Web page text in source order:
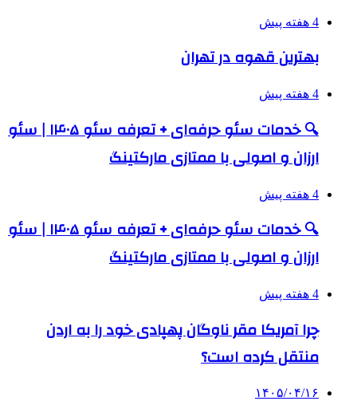
4 هفته پیش
بهترین قهوه در تهران
4 هفته پیش
🔍 خدمات سئو حرفه‌ای + تعرفه سئو ۱۴۰۵ | سئو
ارزان و اصولی با ممتازی مارکتینگ
4 هفته پیش
🔍 خدمات سئو حرفه‌ای + تعرفه سئو ۱۴۰۵ | سئو
ارزان و اصولی با ممتازی مارکتینگ
4 هفته پیش
چرا آمریکا مقر ناوگان پهپادی خود را به اردن
منتقل کرده است؟
۱۴۰۵/۰۴/۱۶